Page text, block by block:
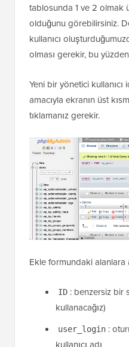
tablosunda 1 ve 2 olmak
olduğunu görebilirsiniz.
kullanıcı
olması gerekir, bu yüzden
Yeni bir yönetici
amacıyla ekranın üst
tıklamanız gerekir.
Ekle formundaki alanlara
ID : benzersiz bir
kullanacağız)
user_login :